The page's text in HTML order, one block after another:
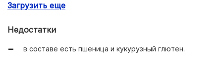
улучшает работу кишечника;
Загрузить еще
Недостатки
в составе есть пшеница и кукурузный глютен.